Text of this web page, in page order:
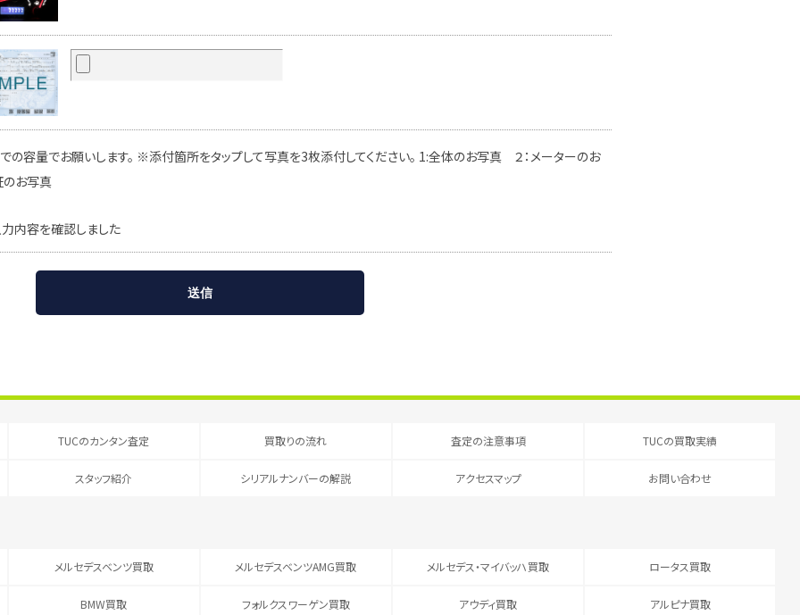
容量でお願いします。 ※添付箇所をタップして写真を3枚添付してください。 1:全体のお写真 ２：メーターのお
お写真
内容を確認しました
TUCのカンタン査定 買取りの流れ 査定の注意事項 TUCの買取実績
スタッフ紹介 シリアルナンバーの解説 アクセスマップ お問い合わせ
メルセデスベンツ買取 メルセデスベンツAMG買取 メルセデス・マイバッハ買取 ロータス買取
BMW買取 フォルクスワーゲン買取 アウディ買取 アルピナ買取